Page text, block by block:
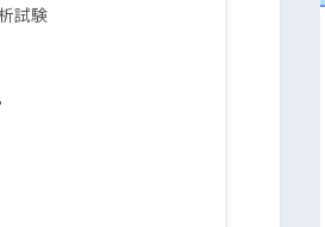
試験